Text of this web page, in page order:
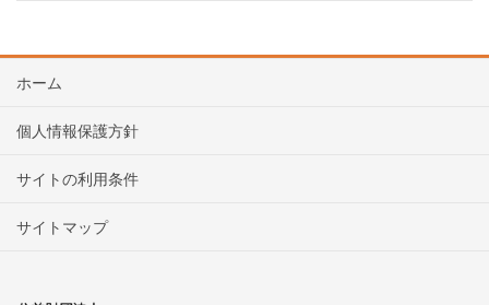
ホーム
個人情報保護方針
サイトの利用条件
サイトマップ